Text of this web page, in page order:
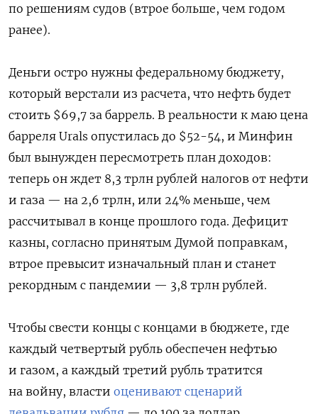
по решениям судов (втрое больше, чем годом
ранее).
Деньги остро нужны федеральному бюджету,
который верстали из расчета, что нефть будет
стоить $69,7 за баррель. В реальности к маю цена
барреля Urals опустилась до $52-54, и Минфин
был вынужден пересмотреть план доходов:
теперь он ждет 8,3 трлн рублей налогов от нефти
и газа — на 2,6 трлн, или 24% меньше, чем
рассчитывал в конце прошлого года. Дефицит
казны, согласно принятым Думой поправкам,
втрое превысит изначальный план и станет
рекордным с пандемии — 3,8 трлн рублей.
Чтобы свести концы с концами в бюджете, где
каждый четвертый рубль обеспечен нефтью
и газом, а каждый третий рубль тратится
на войну, власти оценивают сценарий